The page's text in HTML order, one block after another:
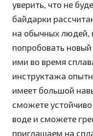
уверить, что не
байдарки
на обычных людей,
попробовать
ими во время
инструктажа
имеет большой
сможете
воде и сможете
приглашаем на